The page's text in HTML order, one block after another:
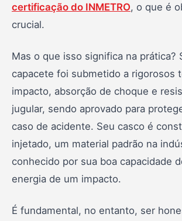
certificação do INMETRO, o que é
crucial.
Mas o que isso significa na prática?
capacete foi submetido a rigorosos
impacto, absorção de choque e
jugular, sendo aprovado para
caso de acidente. Seu casco é
injetado, um material padrão na
conhecido por sua boa capacidade
energia de um impacto.
É fundamental, no entanto, ser